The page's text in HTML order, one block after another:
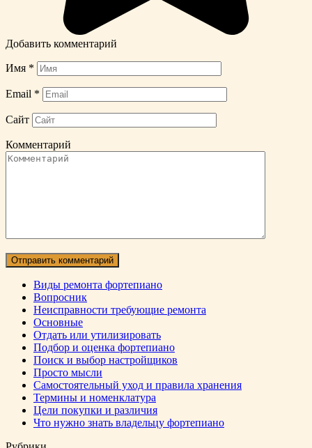
Добавить комментарий
Имя *
Email *
Сайт
Комментарий
Виды ремонта фортепиано
Вопросник
Неисправности требующие ремонта
Основные
Отдать или утилизировать
Подбор и оценка фортепиано
Поиск и выбор настройщиков
Просто мысли
Самостоятельный уход и правила хранения
Термины и номенклатура
Цели покупки и различия
Что нужно знать владельцу фортепиано